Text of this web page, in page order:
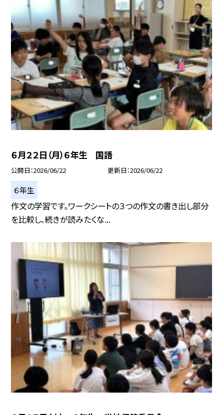
６月２２日（月）６年生 国語
公開日 2026/06/22 更新日 2026/06/22
６年生
作文の学習です。ワークシートの３つの作文の書き出し部分
を比較し、続きが読みたくな...